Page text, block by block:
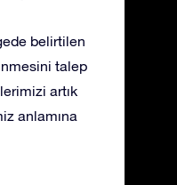
belirtilen
talep
artık
anlamına